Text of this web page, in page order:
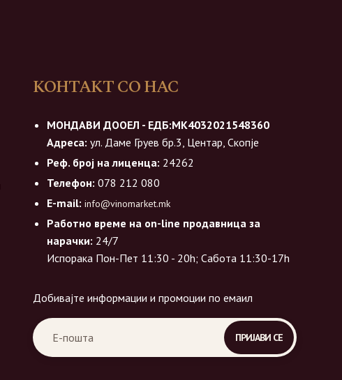
КОНТАКТ СО НАС
МОНДАВИ ДООЕЛ - ЕДБ:МК4032021548360
Адреса: ул. Даме Груев бр.3, Центар, Скопје
Реф. број на лиценца: 24262
Телефон: 078 212 080
E-mail: info@vinomarket.mk
Работно време на on-line продавница за
нарачки: 24/7
Испорака Пон-Пет 11:30 - 20h; Сабота 11:30-17h
Добивајте информации и промоции по емаил